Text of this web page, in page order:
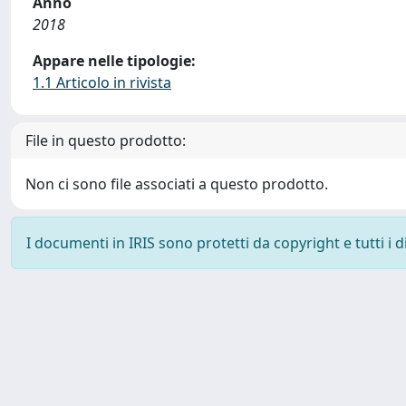
2018
Appare nelle tipologie:
1.1 Articolo in rivista
File in questo prodotto:
Non ci sono file associati a questo prodotto.
I documenti in IRIS sono protetti da copyright e tutti i